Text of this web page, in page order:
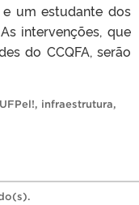
um estudante dos
intervenções, que
do CCQFA, serão
, infraestrutura,